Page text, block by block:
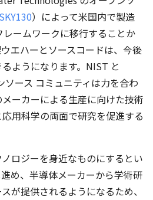
SKY130）によって米国内で製造
ームワークに移行することか
エハーとソースコードは、今後
ようになります。NIST と
ース コミュニティは力を合わ
ーカーによる生産に向けた技術
用科学の両面で研究を促進する
ロジーを身近なものにするとい
め、半導体メーカーから学術研
が提供されるようになるため、